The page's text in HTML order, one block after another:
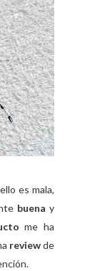
es mala,
buena y
me ha
reviewde